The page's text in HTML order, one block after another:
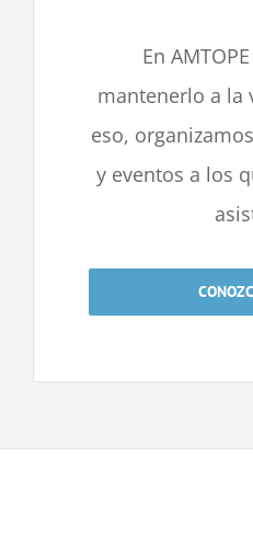
En
mantenerlo a la
eso,
y eventos a los